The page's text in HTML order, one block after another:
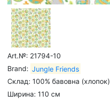
Art.№: 21794-10
Brand: Jungle Friends
Склад: 100% бавовна (хлопок)
Ширина: 110 см